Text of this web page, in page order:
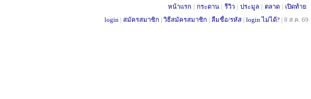
หน้าแรก | กระดาน | รีวิว | ประมูล | ตลาด | เปิดท้าย
login | สมัครสมาชิก | วิธีสมัครสมาชิก | ลืมชื่อ/รหัส | login ไม่ได้? | 8 ส.ค. 69